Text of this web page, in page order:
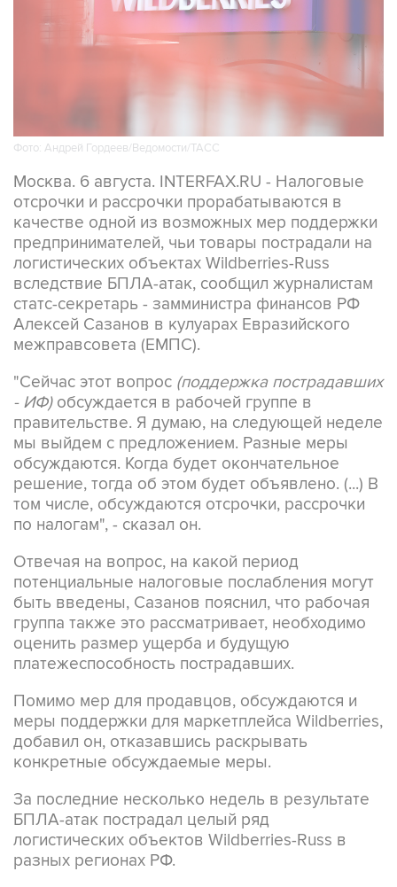
Фото: Андрей Гордеев/Ведомости/ТАСС
Москва. 6 августа. INTERFAX.RU - Налоговые
отсрочки и рассрочки прорабатываются в
качестве одной из возможных мер поддержки
предпринимателей, чьи товары пострадали на
логистических объектах Wildberries-Russ
вследствие БПЛА-атак, сообщил журналистам
статс-секретарь - замминистра финансов РФ
Алексей Сазанов в кулуарах Евразийского
межправсовета (ЕМПС).
"Сейчас этот вопрос (поддержка пострадавших
- ИФ)обсуждается в рабочей группе в
правительстве. Я думаю, на следующей неделе
мы выйдем с предложением. Разные меры
обсуждаются. Когда будет окончательное
решение, тогда об этом будет объявлено. (...) В
том числе, обсуждаются отсрочки, рассрочки
по налогам", - сказал он.
Отвечая на вопрос, на какой период
потенциальные налоговые послабления могут
быть введены, Сазанов пояснил, что рабочая
группа также это рассматривает, необходимо
оценить размер ущерба и будущую
платежеспособность пострадавших.
Помимо мер для продавцов, обсуждаются и
меры поддержки для маркетплейса Wildberries,
добавил он, отказавшись раскрывать
конкретные обсуждаемые меры.
За последние несколько недель в результате
БПЛА-атак пострадал целый ряд
логистических объектов Wildberries-Russ в
разных регионах РФ.